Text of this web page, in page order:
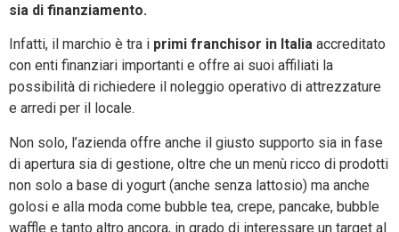
sia di finanziamento.
Infatti, il marchio è tra i primi franchisor in Italia accreditato
con enti finanziari importanti e offre ai suoi affiliati la
possibilità di richiedere il noleggio operativo di attrezzature
e arredi per il locale.
Non solo, l’azienda offre anche il giusto supporto sia in fase
di apertura sia di gestione, oltre che un menù ricco di prodotti
non solo a base di yogurt (anche senza lattosio) ma anche
golosi e alla moda come bubble tea, crepe, pancake, bubble
waffle e tanto altro ancora, in grado di interessare un target al